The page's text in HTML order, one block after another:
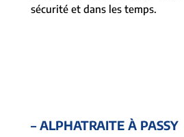
sécurité et dans les temps.
– ALPHATRAITE À PASSY